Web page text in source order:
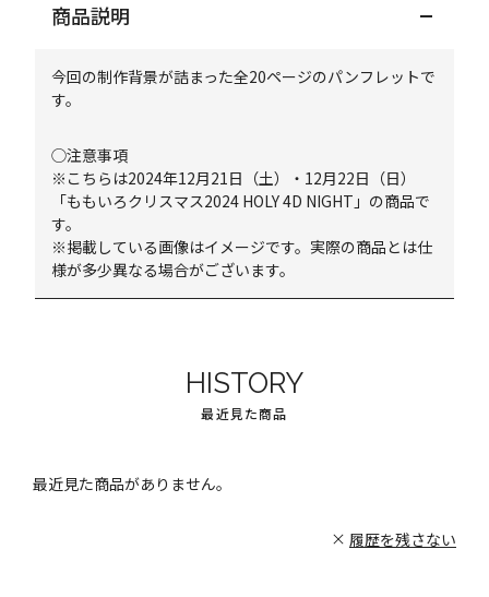
商品説明
今回の制作背景が詰まった全20ページのパンフレットで
す。
◯注意事項
※こちらは2024年12月21日（土）・12月22日（日）
「ももいろクリスマス2024 HOLY 4D NIGHT」の商品で
す。
※掲載している画像はイメージです。実際の商品とは仕
様が多少異なる場合がございます。
HISTORY
最近見た商品
最近見た商品がありません。
履歴を残さない